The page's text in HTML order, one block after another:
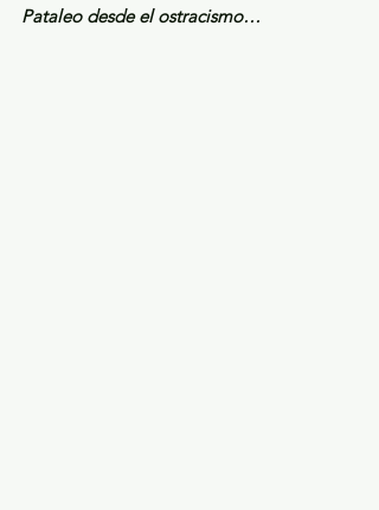
Pataleo desde el ostracismo…